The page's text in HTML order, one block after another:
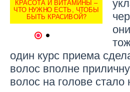
КРАСОТА И ВИТАМИНЫ –
ЧТО НУЖНО ЕСТЬ, ЧТОБЫ
БЫТЬ КРАСИВОЙ?
один курс приема
волос вполне
волос на голове